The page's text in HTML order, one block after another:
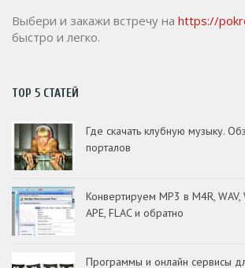
Выбери и закажи встречу на https://
быстро и легко.
TOP 5 СТАТЕЙ
Где скачать клубную музыку.
порталов
Конвертируем MP3 в M4R, WAV,
APE, FLAC и обратно
Программы и онлайн сервисы